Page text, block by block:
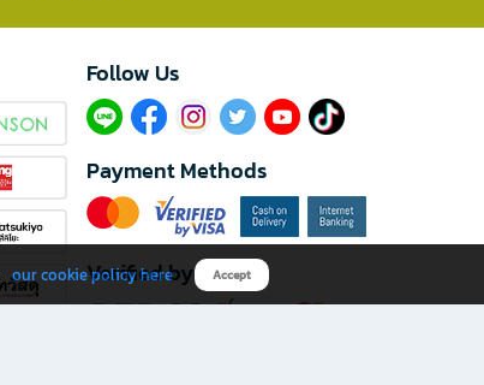
Follow Us​
Payment Methods
Verified by
our cookie policy here Accept